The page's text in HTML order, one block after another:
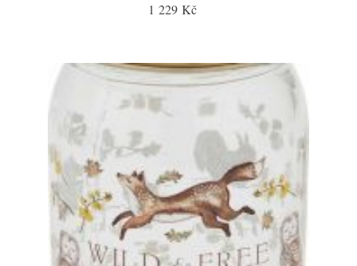
1 229 Kč